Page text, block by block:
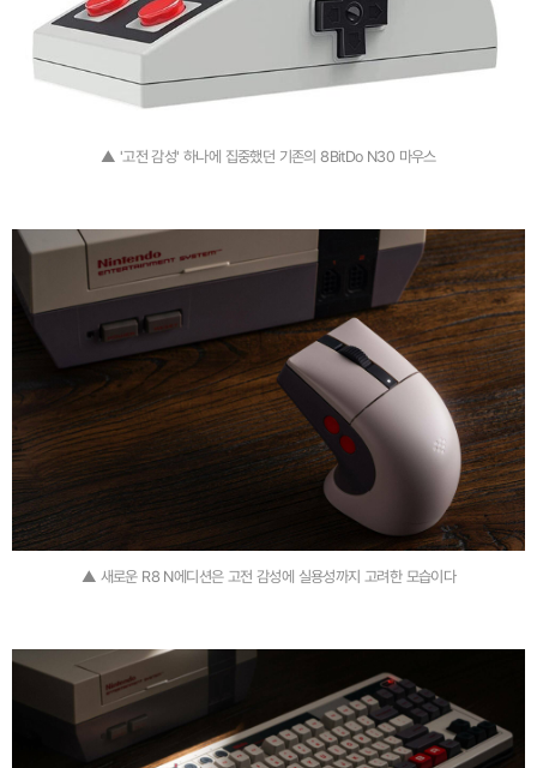
▲ '고전 감성' 하나에 집중했던 기존의 8BitDo N30 마우스
▲ 새로운 R8 N에디션은 고전 감성에 실용성까지 고려한 모습이다